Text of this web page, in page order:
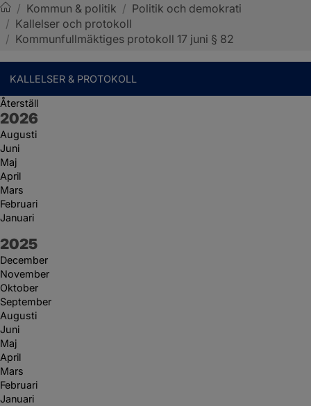
Sotenäs kommun
/ Kommun & politik / Politik och demokrati
/ Kallelser och protokoll
/ Kommunfullmäktiges protokoll 17 juni § 82
KALLELSER & PROTOKOLL
Återställ
År:
2026
Augusti
Juni
Maj
April
Mars
Februari
Januari
År:
2025
December
November
Oktober
September
Augusti
Juni
Maj
April
Mars
Februari
Januari